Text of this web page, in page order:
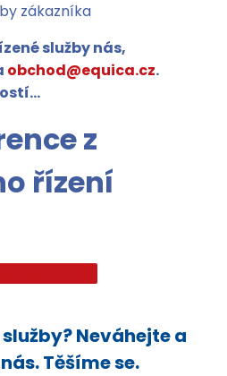
zákazníka
služby nás,
obchod@equica.cz.
z
řízení
Neváhejte a
Těšíme se.